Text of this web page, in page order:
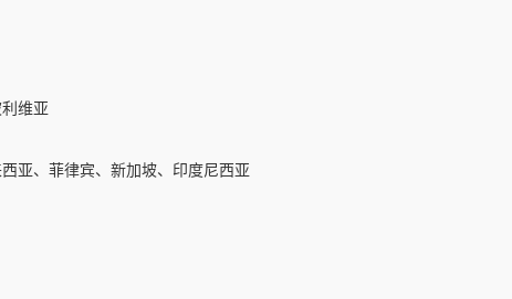
维亚
亚、菲律宾、新加坡、印度尼西亚